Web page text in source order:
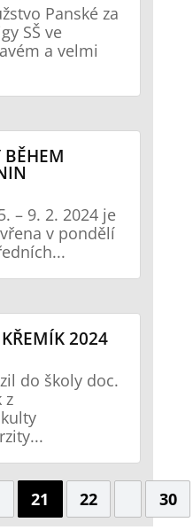
Panské za
SŠ ve
a velmi
– 9. 2. 2024 je
v pondělí
2024
do školy doc.
z
21 22 30